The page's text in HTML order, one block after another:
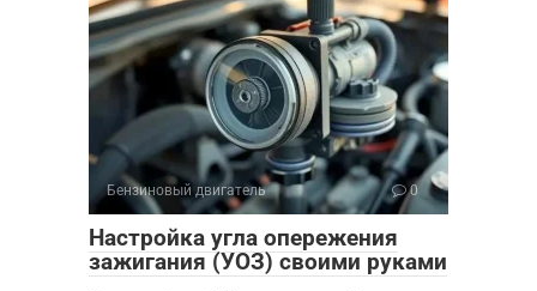
Бензиновый двигатель 0
Настройка угла опережения
зажигания (УОЗ) своими руками